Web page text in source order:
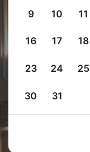
9 10 11
16 17 18
23 24 25
30 31